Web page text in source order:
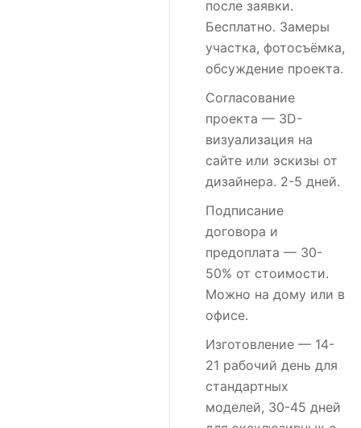
после заявки.
Бесплатно. Замеры
участка, фотосъёмка,
обсуждение проекта.
Согласование
проекта — 3D-
визуализация на
сайте или эскизы от
дизайнера. 2-5 дней.
Подписание
договора и
предоплата — 30-
50% от стоимости.
Можно на дому или в
офисе.
Изготовление — 14-
21 рабочий день для
стандартных
моделей, 30-45 дней